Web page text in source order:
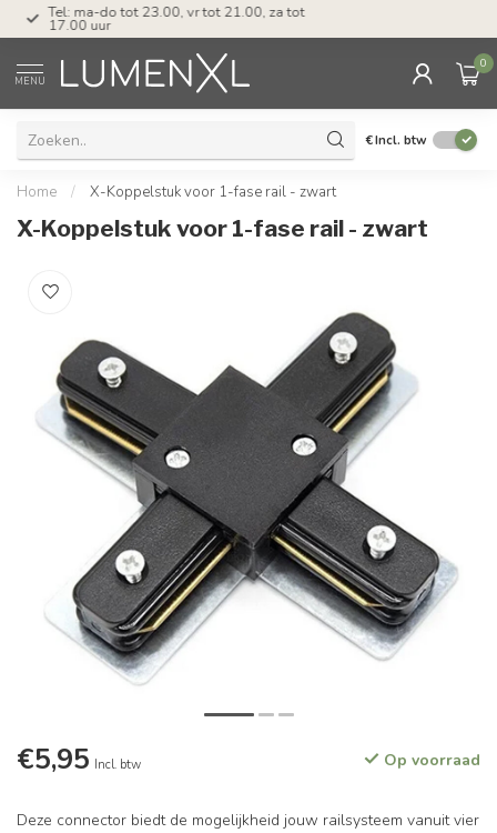
Tel: ma-do tot 23.00, vr tot 21.00, za tot
17.00 uur
MENU
0
€Incl. btw
Home / X-Koppelstuk voor 1-fase rail - zwart
X-Koppelstuk voor 1-fase rail - zwart
€5,95 Incl. btw Op voorraad
Deze connector biedt de mogelijkheid jouw railsysteem vanuit vier